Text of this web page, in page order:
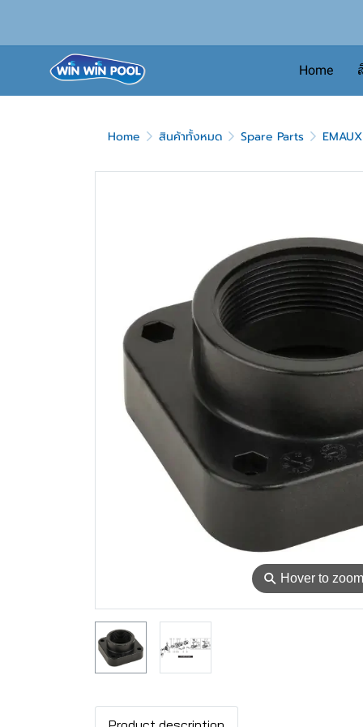
Home
Home สินค้าทั้งหมด Spare Parts EMAUX
⚲ Hover to zoom